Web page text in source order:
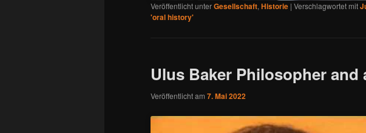
Veröffentlicht unterGesellschaft,Historie | Verschlagwortet mit
'oral history'
Ulus Baker Philosopher and
Veröffentlicht am 7. Mai 2022